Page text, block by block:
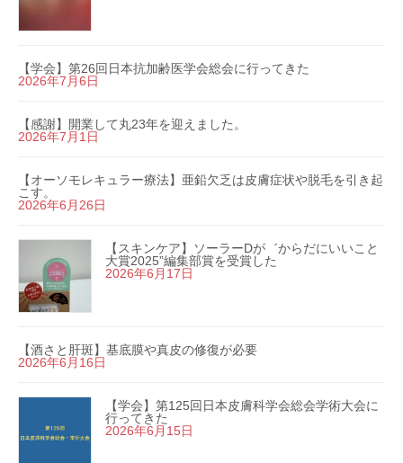
【学会】第26回日本抗加齢医学会総会に行ってきた
2026年7月6日
【感謝】開業して丸23年を迎えました。
2026年7月1日
【オーソモレキュラー療法】亜鉛欠乏は皮膚症状や脱毛を引き起
こす。
2026年6月26日
【スキンケア】ソーラーDが゛からだにいいこと
大賞2025”編集部賞を受賞した
2026年6月17日
【酒さと肝斑】基底膜や真皮の修復が必要
2026年6月16日
【学会】第125回日本皮膚科学会総会学術大会に
行ってきた
2026年6月15日